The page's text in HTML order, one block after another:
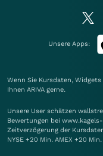
Unsere Apps:
Wenn Sie Kursdaten,
Ihnen ARIVA gerne.
Unsere User schätzen
Bewertungen bei
Zeitverzögerung der
NYSE +20 Min. AMEX +20